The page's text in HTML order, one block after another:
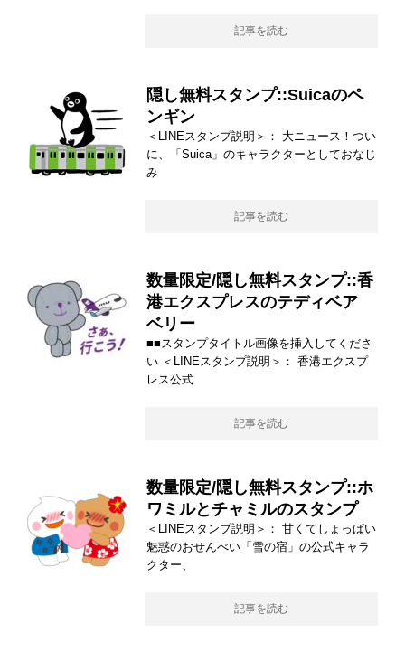
記事を読む
隠し無料スタンプ::Suicaのペ
ンギン
＜LINEスタンプ説明＞： 大ニュース！つい
に、「Suica」のキャラクターとしておなじ
み
記事を読む
数量限定/隠し無料スタンプ::香
港エクスプレスのテディベア
ベリー
■■スタンプタイトル画像を挿入してくださ
い ＜LINEスタンプ説明＞： 香港エクスプ
レス公式
記事を読む
数量限定/隠し無料スタンプ::ホ
ワミルとチャミルのスタンプ
＜LINEスタンプ説明＞： 甘くてしょっぱい
魅惑のおせんべい「雪の宿」の公式キャラ
クター、
記事を読む